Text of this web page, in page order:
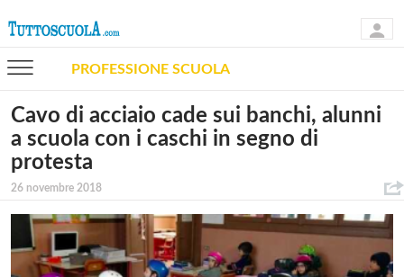
PROFESSIONE SCUOLA
Cavo di acciaio cade sui banchi, alunni
a scuola con i caschi in segno di
protesta
26 novembre 2018